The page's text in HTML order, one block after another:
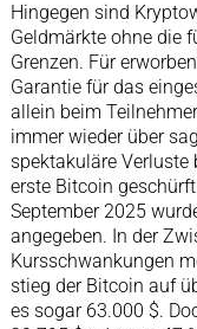
Hingegen sind
Geldmärkte ohne die
Grenzen. Für
Garantie für das
allein beim
immer wieder über
spektakuläre
erste Bitcoin
September 2025
angegeben. In der
Kursschwankungen
stieg der Bitcoin auf
es sogar 63.000 $.